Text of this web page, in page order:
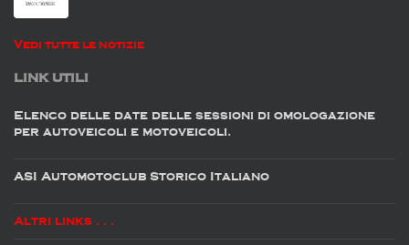
Vedi tutte le notizie
LINK UTILI
Elenco delle date delle sessioni di omologazione
per autoveicoli e motoveicoli.
ASI Automotoclub Storico Italiano
Altri links . . .